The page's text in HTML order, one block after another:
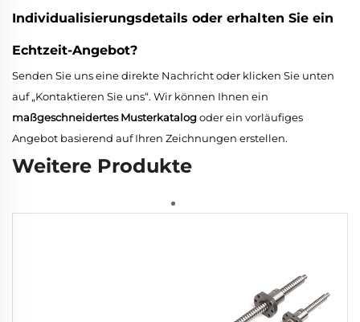
Individualisierungsdetails oder erhalten Sie ein
Echtzeit-Angebot?
Senden Sie uns eine direkte Nachricht oder klicken Sie unten
auf „Kontaktieren Sie uns“. Wir können Ihnen ein
maßgeschneidertes Musterkatalogoder ein vorläufiges
Angebot basierend auf Ihren Zeichnungen erstellen.
Weitere Produkte